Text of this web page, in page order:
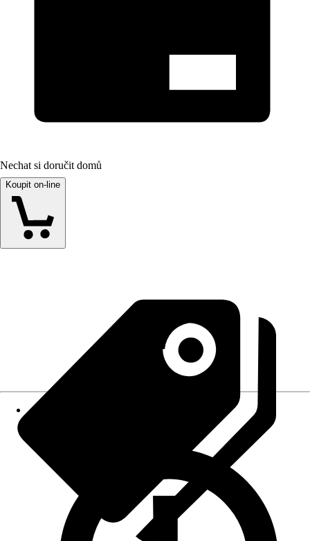
Nechat si doručit domů
Koupit on-line